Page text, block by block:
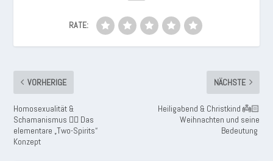
RATE:
VORHERIGE
Homosexualität &
Schamanismus 🏳️‍🌈 Das
elementare „Two-Spirits“
Konzept
NÄCHSTE
Heiligabend & Christkind 👼🏻
Weihnachten und seine
Bedeutung